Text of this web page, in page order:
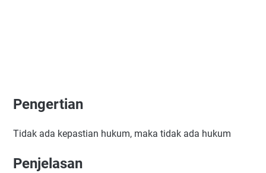
Pengertian
Tidak ada kepastian hukum, maka tidak ada hukum
Penjelasan